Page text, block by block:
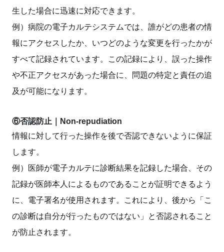
生した場合に迅速に対応できます。
例）病院の電子カルテシステムでは、誰がどの患者の情
報にアクセスしたか、いつどのような変更を行ったかが
すべて記録されています。この記録により、誤った操作
や不正アクセスがあった場合に、問題の特定と責任の追
及が可能になります。
⑥否認防止｜Non-repudiation
情報に対して行った操作を後で否認できないように保証
します。
例）医師が電子カルテに診断結果を記録した場合、その
記録が医師本人によるものであることが証明できるよう
に、電子署名が使用されます。これにより、後から「こ
の診断は自分が行ったものではない」と否認されること
が防止されます。